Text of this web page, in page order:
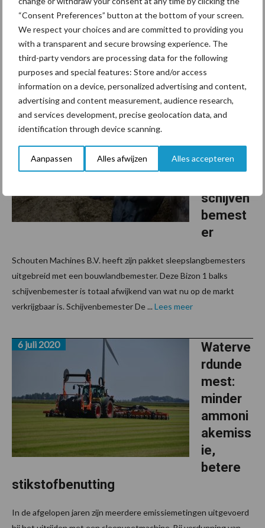
“Consent Preferences” button at the bottom of your screen.
We respect your choices and are committed to providing you
with a transparent and secure browsing experience. The
third-party vendors are processing data for the following
purposes and special features: Store and/or access
information on a device, personalized advertising and content,
advertising and content measurement, audience research,
and services development, precise geolocation data, and
identification through device scanning.
Aanpassen Alles afwijzen Alles accepteren
Vooruitlopend op het bemestingsseizoen van 2021 brengt
Vogelsang nieuwe landbouwtechnieken op de markt voor het
nauwkeurig verdelen en verpompen van drijfmest. Nieuwe
landbouwtechnieken Met de compacte UniSpread ...Lees meer
De
Bizon
BS865 1
schijven
bemest
er
5 november 2020
Schouten Machines B.V. heeft zijn pakket sleepslangbemesters
uitgebreid met een bouwlandbemester. Deze Bizon 1 balks
schijvenbemester is totaal afwijkend van wat nu op de markt
verkrijgbaar is. Schijvenbemester De ... Lees meer
Waterve
rdunde
mest:
minder
ammoni
akemiss
ie,
betere
stikstofbenutting
6 juli 2020
In de afgelopen jaren zijn meerdere emissiemetingen uitgevoerd